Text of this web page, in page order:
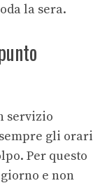
la sera.
servizio
gli orari
Per questo
e non